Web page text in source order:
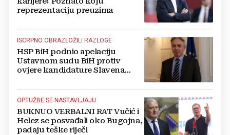
reprezentaciju preuzima
ISCRPNO OBRAZLOŽILI RAZLOGE
HSP BiH podnio apelaciju
Ustavnom sudu BiH protiv
ovjere kandidature Slavena
OPTUŽBE SE NASTAVLJAJU
BUKNUO VERBALNI RAT Vučić i
Helez se posvađali oko Bugojna,
padaju teške riječi